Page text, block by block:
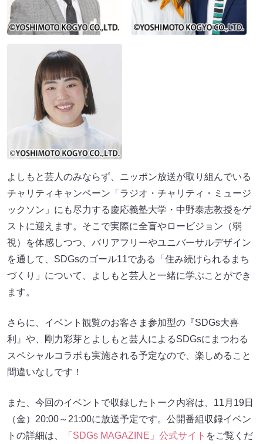
よしもと芸人のみならず、ニッポン放送が取り組んでいる
チャリティキャンペーン「ラジオ・チャリティ・ミュージ
ックソン」にも尽力する慶応義塾大学・中野泰志教授をゲ
ストに迎えます。そこで実際に全盲やロービジョン（弱
視）を体感しつつ、バリアフリーやユニバーサルデザイン
を通して、SDGsのゴール11である「住み続けられるまち
づくり」について、よしもと芸人と一緒に学ぶことができ
ます。
さらに、イベント観覧のお客さま参加型の『SDGs大喜
利』や、剛力彩芽とよしもと芸人によるSDGsにまつわる
スペシャルコラボも実施される予定なので、楽しめること
間違いなしです！
また、今回のイベントで収録したトーク内容は、11月19日
（金）20:00～21:00に放送予定です。公開番組収録イベン
トの詳細は、
「SDGs MAGAZINE」公式サイト をご覧くだ